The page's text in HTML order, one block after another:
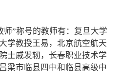
”称号的教师有：复旦大学
学教授王易，北京航空航天
士戚发轫，长春职业技术学
梁市临县四中和临县高级中